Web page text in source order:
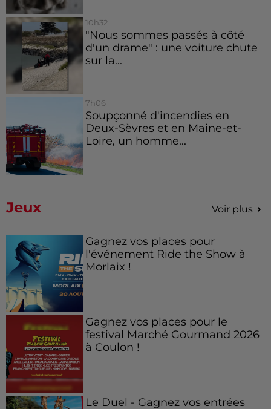
10h32
"Nous sommes passés à côté
d'un drame" : une voiture chute
sur la...
7h06
Soupçonné d'incendies en
Deux-Sèvres et en Maine-et-
Loire, un homme...
Jeux Voir plus
Gagnez vos places pour
l'événement Ride the Show à
Morlaix !
Gagnez vos places pour le
festival Marché Gourmand 2026
à Coulon !
Le Duel - Gagnez vos entrées